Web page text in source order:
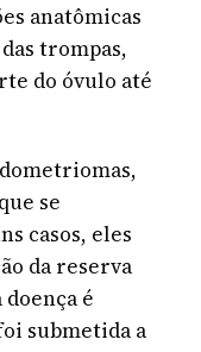
anatômicas
trompas,
do óvulo até
se
casos, eles
da reserva
é
submetida a